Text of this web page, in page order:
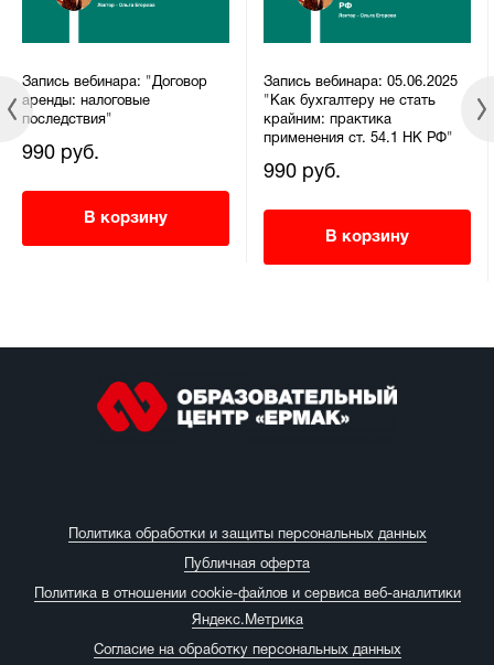
Запись вебинара: "Договор
аренды: налоговые
последствия"
990 руб.
В корзину
Запись вебинара: 05.06.2025
"Как бухгалтеру не стать
крайним: практика
применения ст. 54.1 НК РФ"
990 руб.
В корзину
Политика обработки и защиты персональных данных
Публичная оферта
Политика в отношении cookie-файлов и сервиса веб-аналитики
Яндекс.Метрика
Согласие на обработку персональных данных